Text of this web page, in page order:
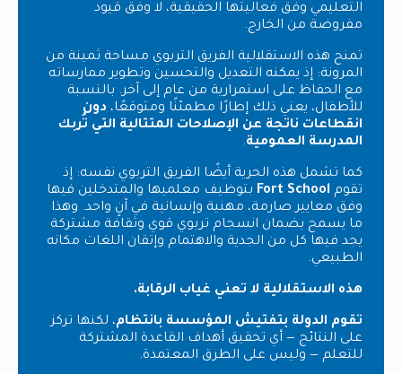
التعليمي وفق فعاليتها الحقيقية، لا وفق قيود
مفروضة من الخارج.
تمنح هذه الاستقلالية الفريق التربوي مساحة ثمينة من
المرونة: إذ يمكنه التعديل والتحسين وتطوير ممارساته
مع الحفاظ على استمرارية من عام إلى آخر. بالنسبة
للأطفال، يعني ذلك إطارًا مطمئنًا ومتوقعًا، دون
انقطاعات ناتجة عن الإصلاحات المتتالية التي تُربك
المدرسة العمومية.
كما تشمل هذه الحرية أيضًا الفريق التربوي نفسه: إذ
تقوم Fort School بتوظيف معلميها والمتدخلين فيها
وفق معايير صارمة، مهنية وإنسانية في آنٍ واحد. وهذا
ما يسمح بضمان انسجام تربوي قوي وثقافة مشتركة
يجد فيها كل من الجدية والاهتمام وإتقان اللغات مكانه
الطبيعي.
هذه الاستقلالية لا تعني غياب الرقابة.
تقوم الدولة بتفتيش المؤسسة بانتظام، لكنها تركز
على النتائج — أي تحقيق أهداف القاعدة المشتركة
للتعلم — وليس على الطرق المعتمدة.